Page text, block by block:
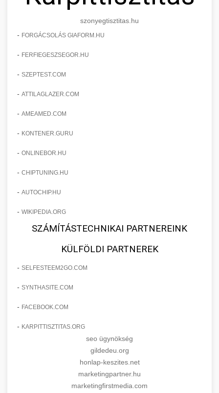
szonyegtisztitas.hu
- FORGÁCSOLÁS GIAFORM.HU
- FERFIEGESZSEGOR.HU
- SZEPTEST.COM
- ATTILAGLAZER.COM
- AMEAMED.COM
- KONTENER.GURU
- ONLINEBOR.HU
- CHIPTUNING.HU
- AUTOCHIP.HU
- WIKIPEDIA.ORG
SZÁMÍTÁSTECHNIKAI PARTNEREINK
KÜLFÖLDI PARTNEREK
- SELFESTEEM2GO.COM
- SYNTHASITE.COM
- FACEBOOK.COM
- KARPITTISZTITAS.ORG
seo ügynökség
gildedeu.org
honlap-keszites.net
marketingpartner.hu
marketingfirstmedia.com